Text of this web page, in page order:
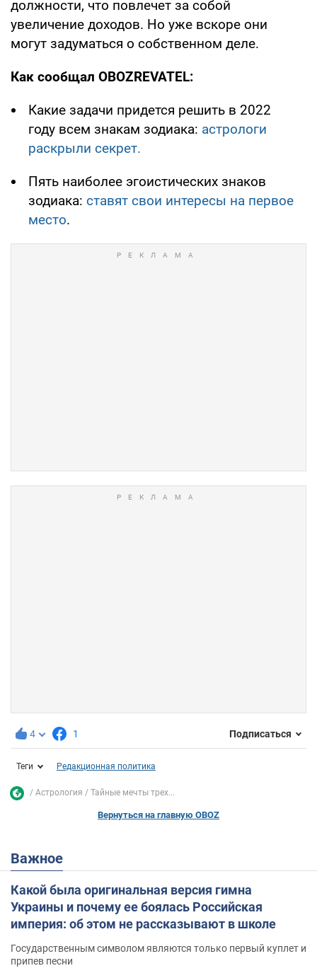
должности, что повлечет за собой
увеличение доходов. Но уже вскоре они
могут задуматься о собственном деле.
Как сообщал OBOZREVATEL:
Какие задачи придется решить в 2022
году всем знакам зодиака: астрологи
раскрыли секрет.
Пять наиболее эгоистических знаков
зодиака: ставят свои интересы на первое
место.
4 1 Подписаться
Теги Редакционная политика
Астрология Тайные мечты трех...
Вернуться на главную OBOZ
Важное
Какой была оригинальная версия гимна
Украины и почему ее боялась Российская
империя: об этом не рассказывают в школе
Государственным символом являются только первый куплет и
припев песни